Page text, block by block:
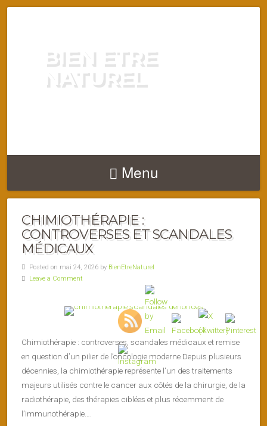
BIEN ETRE
NATUREL
Menu
CHIMIOTHÉRAPIE :
CONTROVERSES ET SCANDALES
MÉDICAUX
Posted on mai 24, 2026 by BienEtreNaturel
Leave a Comment
Chimiothérapie : controverses, scandales médicaux et remise
en question d’un pilier de l’oncologie moderne Depuis plusieurs
décennies, la chimiothérapie représente l’un des traitements
majeurs utilisés contre le cancer aux côtés de la chirurgie, de la
radiothérapie, des thérapies ciblées et plus récemment de
l’immunothérapie….